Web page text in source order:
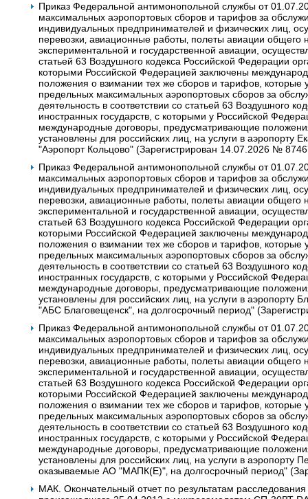
Приказ Федеральной антимонопольной службы от
максимальных аэропортовых сборов и тарифов за
индивидуальных предпринимателей и физических лиц,
перевозки‚ авиационные работы‚ полеты авиации общего
экспериментальной и государственной авиации,
статьей 63 Воздушного кодекса Российской Федерации
которыми Российской Федерацией заключены
положения о взимании тех же сборов и тарифов, которые
предельных максимальных аэропортовых сборов за
деятельность в соответствии со статьей 63 Воздушного
иностранных государств, с которыми у Российской
международные договоры, предусматривающие
установлены для российских лиц, на услуги в аэропорту
"Аэропорт Кольцово" (Зарегистрирован 14.07.2026 №
Приказ Федеральной антимонопольной службы от
максимальных аэропортовых сборов и тарифов за
индивидуальных предпринимателей и физических лиц,
перевозки‚ авиационные работы‚ полеты авиации общего
экспериментальной и государственной авиации,
статьей 63 Воздушного кодекса Российской Федерации
которыми Российской Федерацией заключены
положения о взимании тех же сборов и тарифов, которые
предельных максимальных аэропортовых сборов за
деятельность в соответствии со статьей 63 Воздушного
иностранных государств, с которыми у Российской
международные договоры, предусматривающие
установлены для российских лиц, на услуги в
"АБС Благовещенск", на долгосрочный период"
Приказ Федеральной антимонопольной службы от
максимальных аэропортовых сборов и тарифов за
индивидуальных предпринимателей и физических лиц,
перевозки‚ авиационные работы‚ полеты авиации общего
экспериментальной и государственной авиации,
статьей 63 Воздушного кодекса Российской Федерации
которыми Российской Федерацией заключены
положения о взимании тех же сборов и тарифов, которые
предельных максимальных аэропортовых сборов за
деятельность в соответствии со статьей 63 Воздушного
иностранных государств, с которыми у Российской
международные договоры, предусматривающие
установлены для российских лиц, на услуги в аэропорту
оказываемые АО "МАПК(Е)"‚ на долгосрочный период"
МАК. Окончательный отчет по результатам